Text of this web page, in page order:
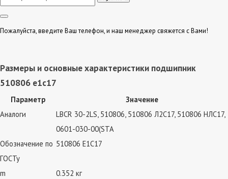
Пожалуйста, введите Ваш телефон, и наш менеджер свяжется с Вами!
Размеры и основные характеристики подшипник
510806 е1с17
Параметр
Значение
Аналоги
LBCR 30-2LS, 510806, 510806 Л2С17, 510806 НЛС17,
0601-030-00(STA
Обозначение по
ГОСТу
510806 Е1С17
m
0.352 кг